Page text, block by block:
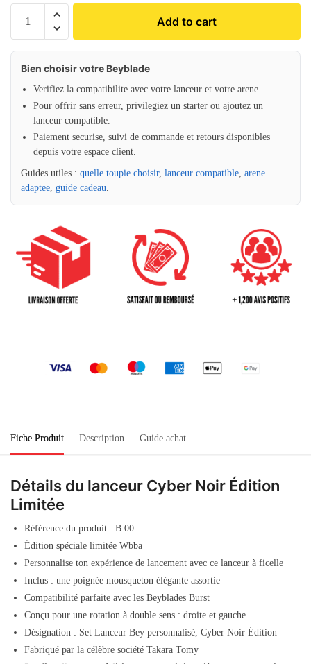
Add to cart
Bien choisir votre Beyblade
Verifiez la compatibilite avec votre lanceur et votre arene.
Pour offrir sans erreur, privilegiez un starter ou ajoutez un
lanceur compatible.
Paiement securise, suivi de commande et retours disponibles
depuis votre espace client.
Guides utiles : quelle toupie choisir, lanceur compatible arene
adaptee guide cadeau
Fiche Produit Description Guide achat
Détails du lanceur Cyber Noir Édition
Limitée
Référence du produit : B 00
Édition spéciale limitée Wbba
Personnalise ton expérience de lancement avec ce lanceur à ficelle
Inclus : une poignée mousqueton élégante assortie
Compatibilité parfaite avec les Beyblades Burst
Conçu pour une rotation à double sens : droite et gauche
Désignation : Set Lanceur Bey personnalisé, Cyber Noir Édition
Fabriqué par la célèbre société Takara Tomy